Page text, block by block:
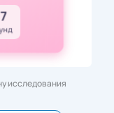
исследования